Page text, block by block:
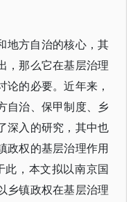
地方自治的核心，其
，那么它在基层治理
的必要。近年来，
自治、保甲制度、乡
深入的研究，其中也
政权的基层治理作用
此，本文拟以南京国
乡镇政权在基层治理